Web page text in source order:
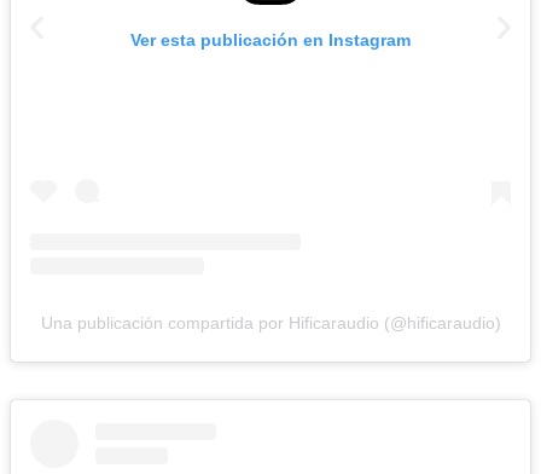
Ver esta publicación en Instagram
Una publicación compartida por Hificaraudio (@hificaraudio)